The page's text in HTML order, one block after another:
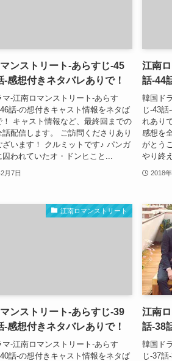
ンストリート-あらすじ-45
-感想付きネタバレありで！
マ-江南ロマンストリート-あらす
話-の想付きキャスト情報をネタば
！ キャスト情報など、最終回までの
話配信します。 ご訪問くださりあり
ざいます！ クルミットです♪ パンガ
囚われていたオ・ドンヒこと...
月7日
江南
話-44
韓国ド
じ-43
れあり
感想を
がとう
やり終
2018
江南ロマンストリート
ンストリート-あらすじ-39
-感想付きネタバレありで！
マ-江南ロマンストリート-あらす
話-の想付きキャスト情報をネタば
江南
話-38
韓国ド
じ-37